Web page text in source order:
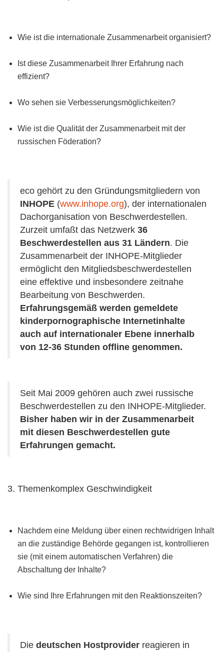
Wie ist die internationale Zusammenarbeit organisiert?
Ist diese Zusammenarbeit Ihrer Erfahrung nach
effizient?
Wo sehen sie Verbesserungsmöglichkeiten?
Wie ist die Qualität der Zusammenarbeit mit der
russischen Föderation?
eco gehört zu den Gründungsmitgliedern von
INHOPE (www.inhope.org), der internationalen
Dachorganisation von Beschwerdestellen.
Zurzeit umfaßt das Netzwerk 36
Beschwerdestellen aus 31 Ländern. Die
Zusammenarbeit der INHOPE-Mitglieder
ermöglicht den Mitgliedsbeschwerdestellen
eine effektive und insbesondere zeitnahe
Bearbeitung von Beschwerden.
Erfahrungsgemäß werden gemeldete
kinderpornographische Internetinhalte
auch auf internationaler Ebene innerhalb
von 12-36 Stunden offline genommen.
Seit Mai 2009 gehören auch zwei russische
Beschwerdestellen zu den INHOPE-Mitglieder.
Bisher haben wir in der Zusammenarbeit
mit diesen Beschwerdestellen gute
Erfahrungen gemacht.
3. Themenkomplex Geschwindigkeit
Nachdem eine Meldung über einen rechtwidrigen Inhalt
an die zuständige Behörde gegangen ist, kontrollieren
sie (mit einem automatischen Verfahren) die
Abschaltung der Inhalte?
Wie sind Ihre Erfahrungen mit den Reaktionszeiten?
Die deutschen Hostprovider reagieren in